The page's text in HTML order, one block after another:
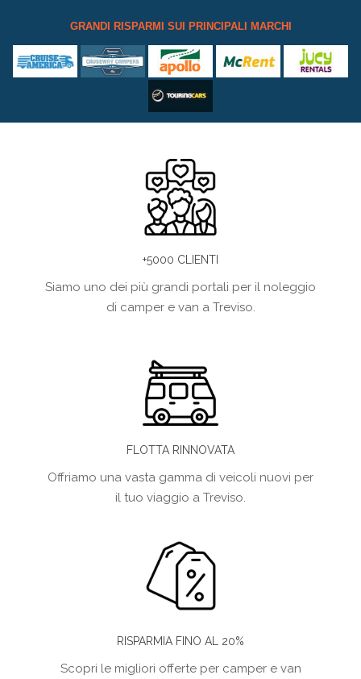
GRANDI RISPARMI SUI PRINCIPALI MARCHI
+5000 CLIENTI
Siamo uno dei più grandi portali per il noleggio
di camper e van a Treviso.
FLOTTA RINNOVATA
Offriamo una vasta gamma di veicoli nuovi per
il tuo viaggio a Treviso.
RISPARMIA FINO AL 20%
Scopri le migliori offerte per camper e van